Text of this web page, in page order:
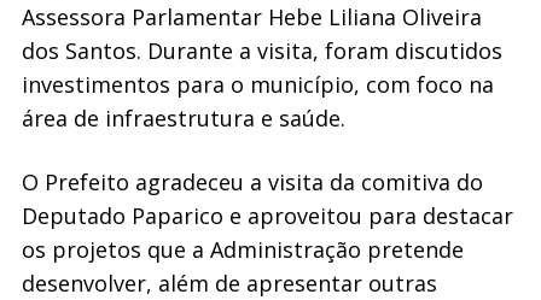
Assessora Parlamentar Hebe Liliana Oliveira
dos Santos. Durante a visita, foram discutidos
investimentos para o município, com foco na
área de infraestrutura e saúde.
O Prefeito agradeceu a visita da comitiva do
Deputado Paparico e aproveitou para destacar
os projetos que a Administração pretende
desenvolver, além de apresentar outras